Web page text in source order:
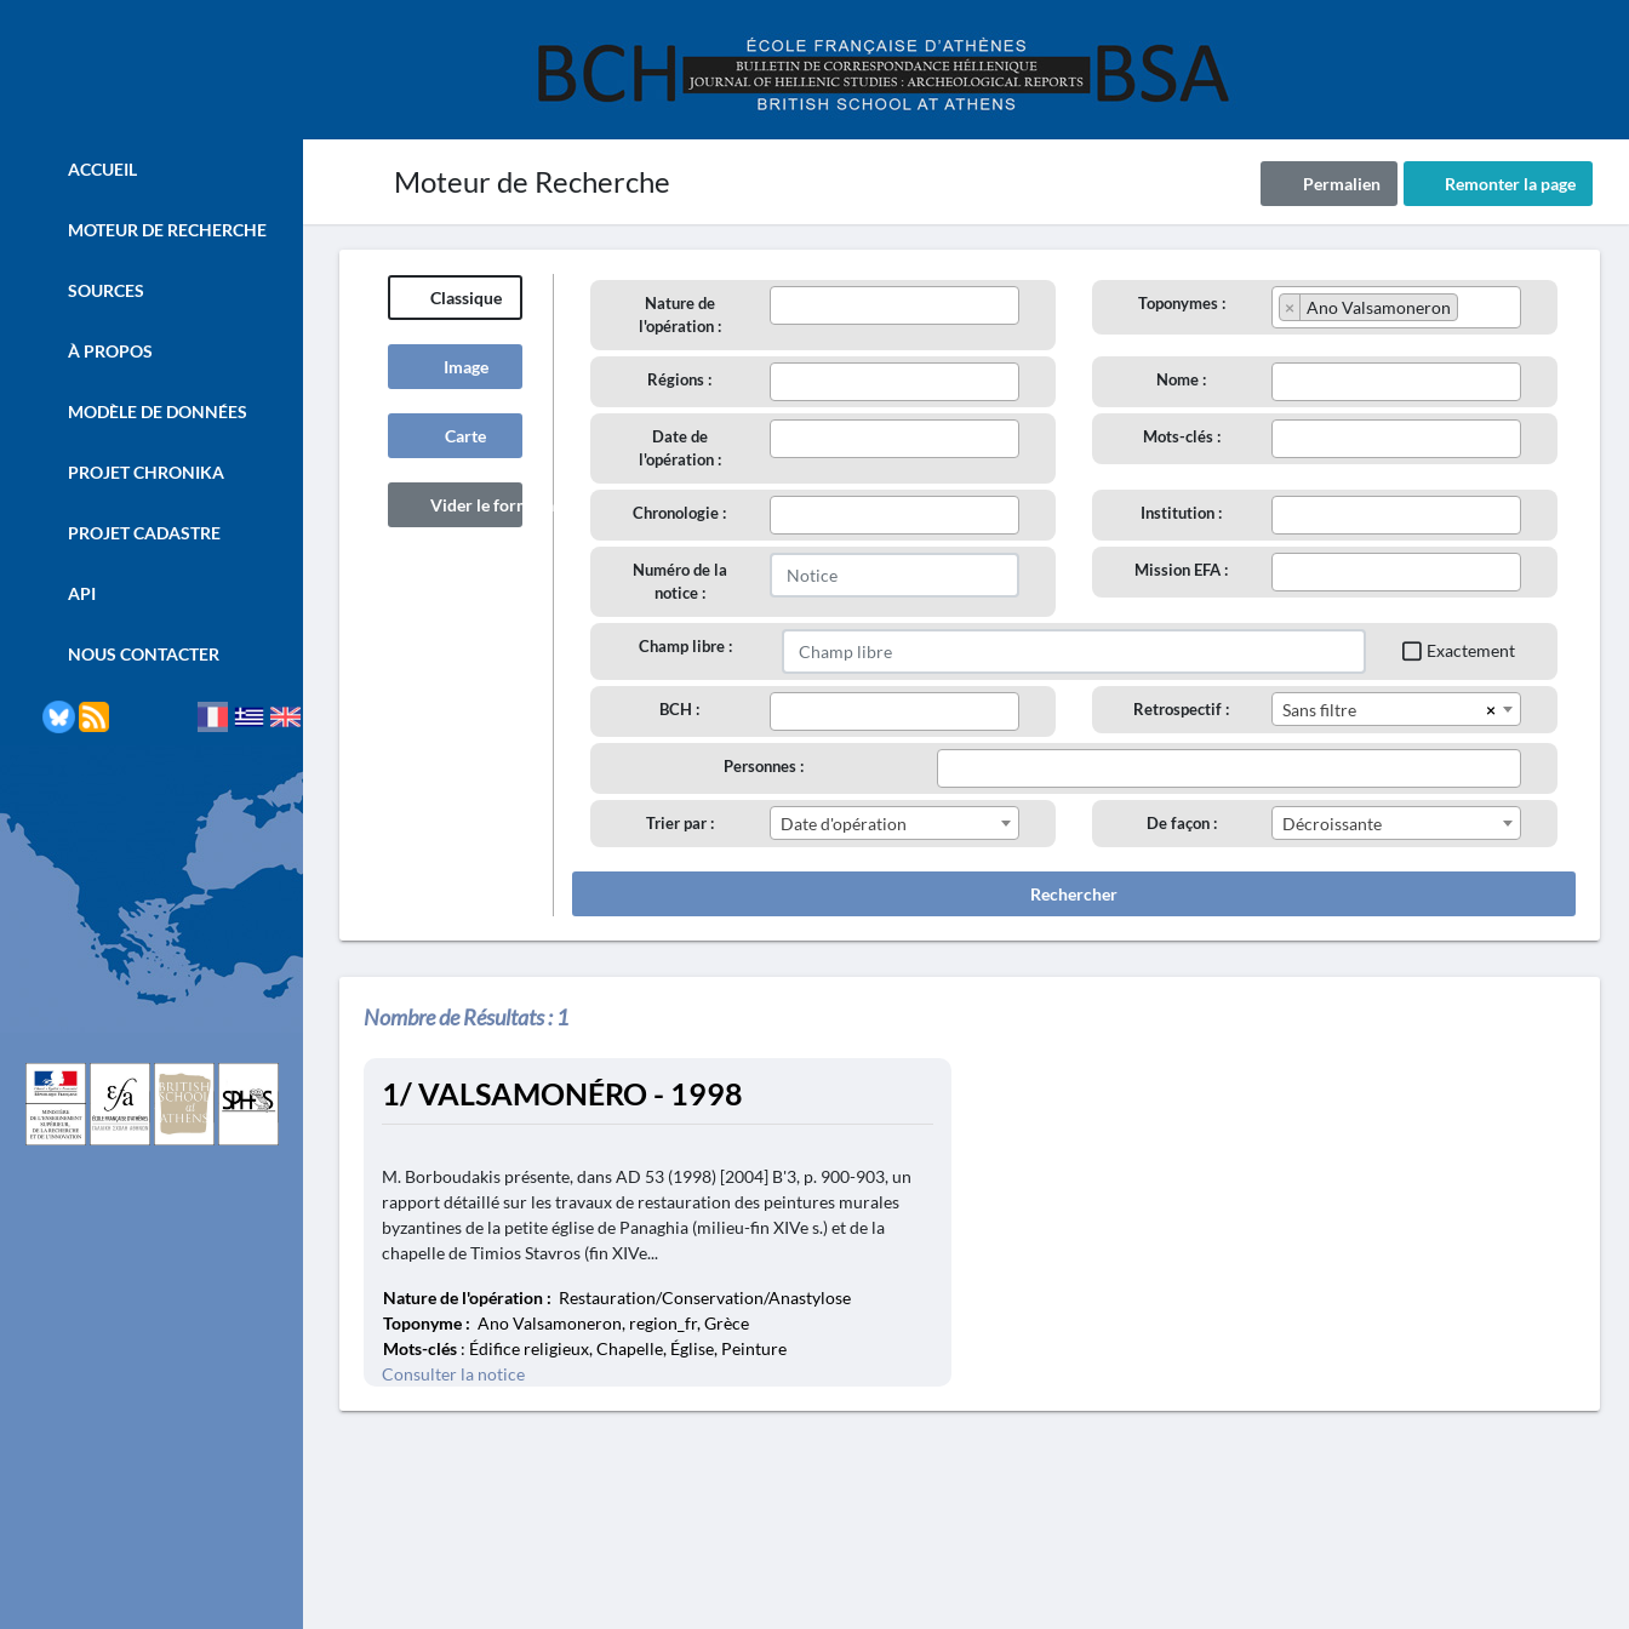
Moteur de Recherche Remonter la page
Permalien
ACCUEIL
MOTEUR DE RECHERCHE
SOURCES
À PROPOS
MODÈLE DE DONNÉES
PROJET CHRONIKA
PROJET CADASTRE
API
NOUS CONTACTER
Classique
Image
Carte
Vider le formulaire
Nature de
l'opération :
Toponymes : × Ano Valsamoneron
Régions : Nome :
Date de
l'opération :
Mots-clés :
Chronologie : Institution :
Numéro de la
notice :
Mission EFA :
Champ libre : Exactement
BCH : Retrospectif : ×
Sans filtre
Personnes :
Trier par : Date d'opération De façon : Décroissante
Rechercher
Nombre de Résultats :1
1/ VALSAMONÉRO - 1998
M. Borboudakis présente, dans AD 53 (1998) [2004] B'3, p. 900-903, un
rapport détaillé sur les travaux de restauration des peintures murales
byzantines de la petite église de Panaghia (milieu-fin XIVe s.) et de la
chapelle de Timios Stavros (fin XIVe...
Nature de l'opération : Restauration/Conservation/Anastylose
Toponyme : Ano Valsamoneron, region_fr, Grèce
Mots-clés : Édifice religieux, Chapelle, Église, Peinture
Consulter la notice